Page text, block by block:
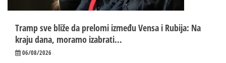
Tramp sve bliže da prelomi između Vensa i Rubija: Na
kraju dana, moramo izabrati…
06/08/2026